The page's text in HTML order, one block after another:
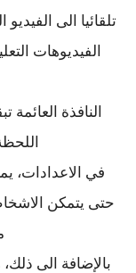
تلقائيا الى
الفيديوهات
النافذة
في الاعدادات،
حتى يتمكن
بالإضافة الى